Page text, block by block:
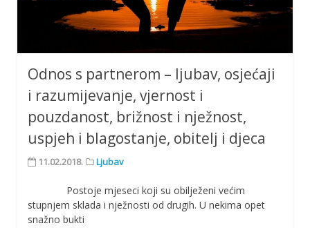
Odnos s partnerom – ljubav, osjećaji
i razumijevanje, vjernost i
pouzdanost, brižnost i nježnost,
uspjeh i blagostanje, obitelj i djeca
11.02.2018. Ljubav
Postoje mjeseci koji su obilježeni većim
stupnjem sklada i nježnosti od drugih. U nekima opet
snažno bukti